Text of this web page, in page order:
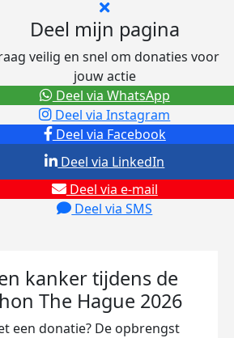
Deel mijn pagina
veilig en snel om donaties voor
jouw actie
Deel via Facebook
Deel via Instagram
Deel via e-mail
Deel via SMS
Deel via LinkedIn
Deel via WhatsApp
kanker tijdens de
The Hague 2026
een donatie? De opbrengst